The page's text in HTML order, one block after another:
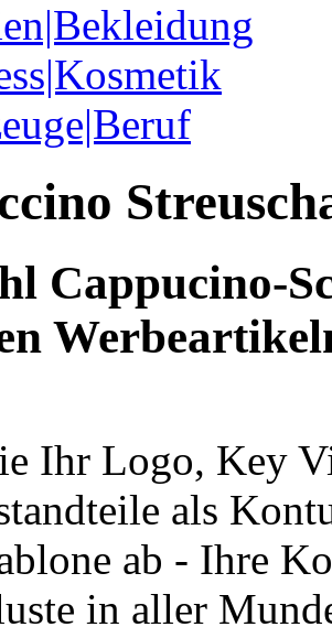
Cappucino-
Ihr Logo, Key
als
ab - Ihre
in aller